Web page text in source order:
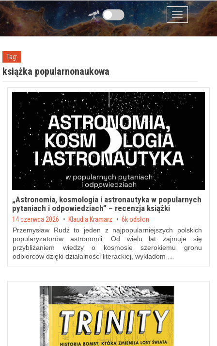
Przejdź do zawartości
Menu
Tag:
książka popularnonaukowa
„Astronomia, kosmologia i astronautyka w popularnych
pytaniach i odpowiedziach” – recenzja książki
Posted on
14 czerwca 2026 byKlaudia Kramarz 6k odsłon
Przemysław Rudź to jeden z najpopularniejszych polskich
popularyzatorów astronomii. Od wielu lat zajmuje się
przybliżaniem wiedzy o kosmosie szerokiemu gronu
odbiorców dzięki działalności literackiej, wykładom …